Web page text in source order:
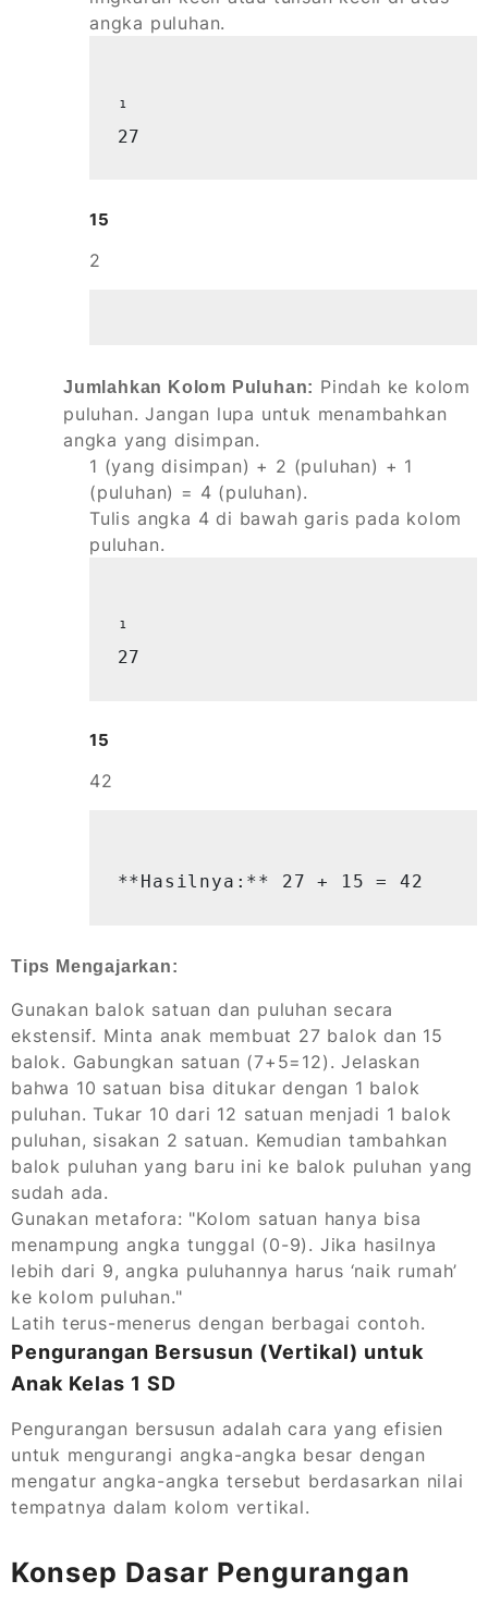
angka puluhan.
¹
27
15
2
Jumlahkan Kolom Puluhan: Pindah ke kolom
puluhan. Jangan lupa untuk menambahkan
angka yang disimpan.
1 (yang disimpan) + 2 (puluhan) + 1
(puluhan) = 4 (puluhan).
Tulis angka 4 di bawah garis pada kolom
puluhan.
¹
27
15
42
**Hasilnya:** 27 + 15 = 42
Tips Mengajarkan:
Gunakan balok satuan dan puluhan secara
ekstensif. Minta anak membuat 27 balok dan 15
balok. Gabungkan satuan (7+5=12). Jelaskan
bahwa 10 satuan bisa ditukar dengan 1 balok
puluhan. Tukar 10 dari 12 satuan menjadi 1 balok
puluhan, sisakan 2 satuan. Kemudian tambahkan
balok puluhan yang baru ini ke balok puluhan yang
sudah ada.
Gunakan metafora: "Kolom satuan hanya bisa
menampung angka tunggal (0-9). Jika hasilnya
lebih dari 9, angka puluhannya harus ‘naik rumah’
ke kolom puluhan."
Latih terus-menerus dengan berbagai contoh.
Pengurangan Bersusun (Vertikal) untuk
Anak Kelas 1 SD
Pengurangan bersusun adalah cara yang efisien
untuk mengurangi angka-angka besar dengan
mengatur angka-angka tersebut berdasarkan nilai
tempatnya dalam kolom vertikal.
Konsep Dasar Pengurangan